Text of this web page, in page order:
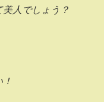
人でしょう？